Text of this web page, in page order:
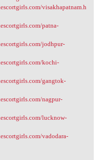
visakhapatnam.h
patna-
jodhpur-
kochi-
gangtok-
nagpur-
lucknow-
vadodara-